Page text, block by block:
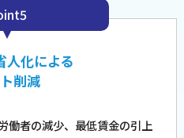
人化による
削減
働者の減少、最低賃金の引上